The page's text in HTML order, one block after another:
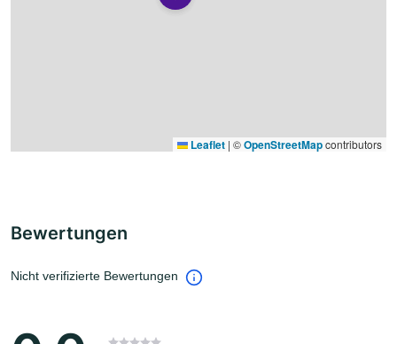
Leaflet | ©OpenStreetMapcontributors
Bewertungen
Nicht verifizierte Bewertungen